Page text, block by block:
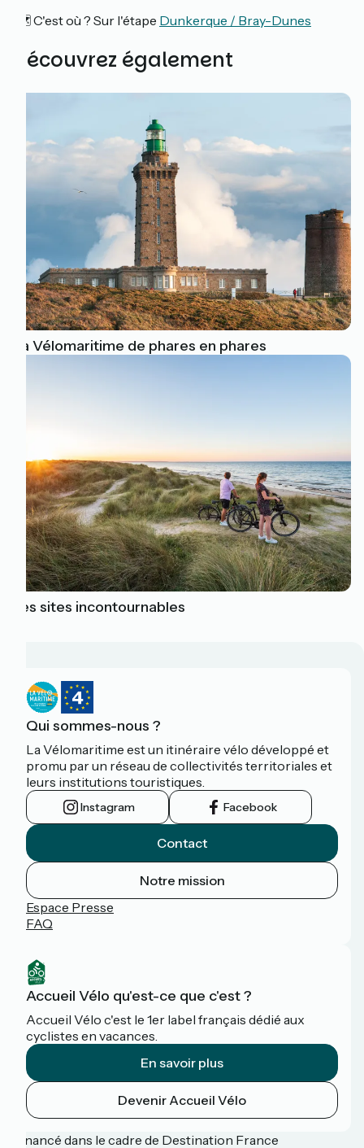
🗺️ C'est où ? Sur l'étape Dunkerque / Bray-Dunes
Découvrez également
La Vélomaritime de phares en phares
Les sites incontournables
Qui sommes-nous ?
La Vélomaritime est un itinéraire vélo développé et
promu par un réseau de collectivités territoriales et
leurs institutions touristiques.
Instagram Facebook
Contact
Notre mission
Espace Presse
FAQ
Accueil Vélo qu'est-ce que c'est ?
Accueil Vélo c'est le 1er label français dédié aux
cyclistes en vacances.
En savoir plus
Devenir Accueil Vélo
Financé dans le cadre de Destination France